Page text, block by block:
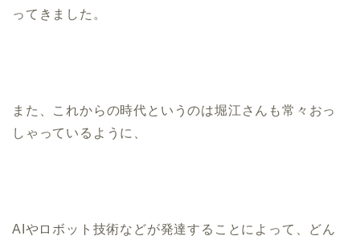
ってきました。
また、これからの時代というのは堀江さんも常々おっ
しゃっているように、
AIやロボット技術などが発達することによって、どん